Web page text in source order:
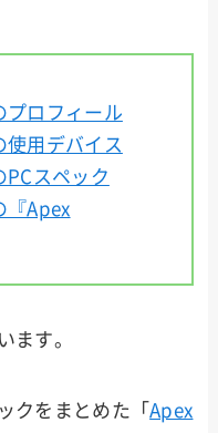
プロフィール
用デバイス
スペック
『Apex
ます。
クをまとめた「 Apex